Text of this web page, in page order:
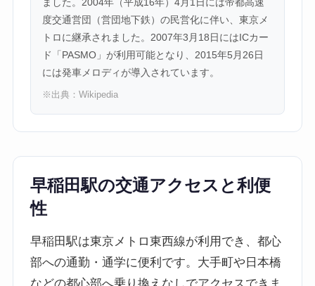
度交通営団（営団地下鉄）の民営化に伴い、東京メ
トロに継承されました。2007年3月18日にはICカー
ド「PASMO」が利用可能となり、2015年5月26日
には発車メロディが導入されています。
※出典： Wikipedia
早稲田駅の交通アクセスと利便
性
早稲田駅は東京メトロ東西線が利用でき、都心
部への通勤・通学に便利です。大手町や日本橋